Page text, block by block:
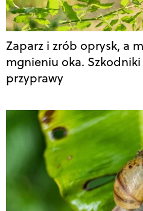
Zaparz i zrób oprysk, a
mgnieniu oka.
przyprawy